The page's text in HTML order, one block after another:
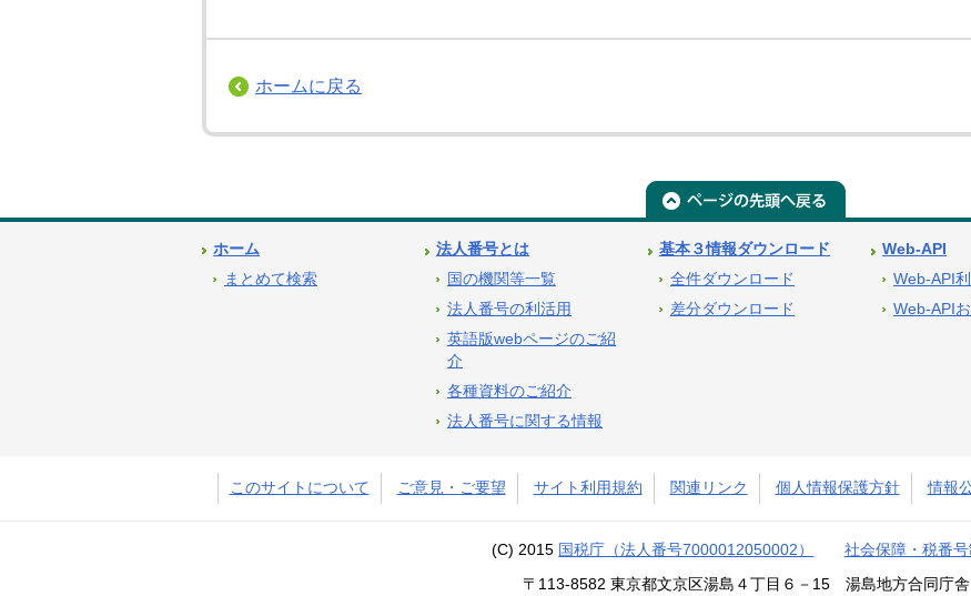
ホームに戻る
ホーム
まとめて検索
法人番号とは
国の機関等一覧
法人番号の利活用
英語版webページのご紹
介
各種資料のご紹介
法人番号に関する情報
基本３情報ダウンロード
全件ダウンロード
差分ダウンロード
Web-API
Web-API
Web-API
このサイトについて ご意見・ご要望 サイト利用規約 関連リンク 個人情報保護方針 情報
(C) 2015 国税庁（法人番号7000012050002） 社会保障・税番
〒113-8582 東京都文京区湯島４丁目６－15 湯島地方合同庁舎